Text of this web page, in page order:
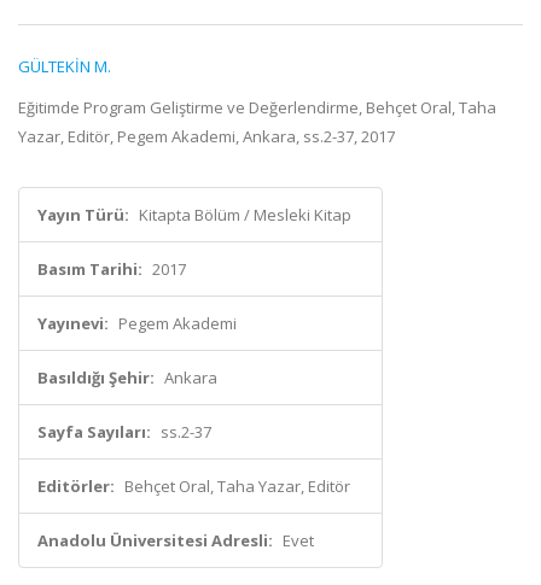
GÜLTEKİN M.
Eğitimde Program Geliştirme ve Değerlendirme, Behçet Oral, Taha
Yazar, Editör, Pegem Akademi, Ankara, ss.2-37, 2017
Yayın Türü: Kitapta Bölüm / Mesleki Kitap
Basım Tarihi: 2017
Yayınevi: Pegem Akademi
Basıldığı Şehir: Ankara
Sayfa Sayıları: ss.2-37
Editörler: Behçet Oral, Taha Yazar, Editör
Anadolu Üniversitesi Adresli: Evet